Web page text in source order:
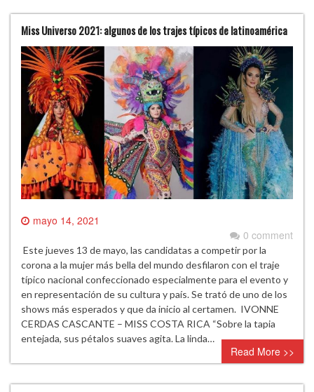
Miss Universo 2021: algunos de los trajes típicos de latinoamérica
mayo 14, 2021
0 comment
Este jueves 13 de mayo, las candidatas a competir por la
corona a la mujer más bella del mundo desfilaron con el traje
típico nacional confeccionado especialmente para el evento y
en representación de su cultura y país. Se trató de uno de los
shows más esperados y que da inicio al certamen. IVONNE
CERDAS CASCANTE – MISS COSTA RICA “Sobre la tapia
entejada, sus pétalos suaves agita. La linda…
Read More >>